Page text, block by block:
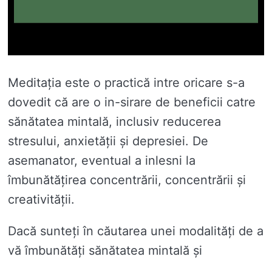
Meditația este o practică intre oricare s-a
dovedit că are o in-sirare de beneficii catre
sănătatea mintală, inclusiv reducerea
stresului, anxietății și depresiei. De
asemanator, eventual a inlesni la
îmbunătățirea concentrării, concentrării și
creativității.
Dacă sunteți în căutarea unei modalități de a
vă îmbunătăți sănătatea mintală și